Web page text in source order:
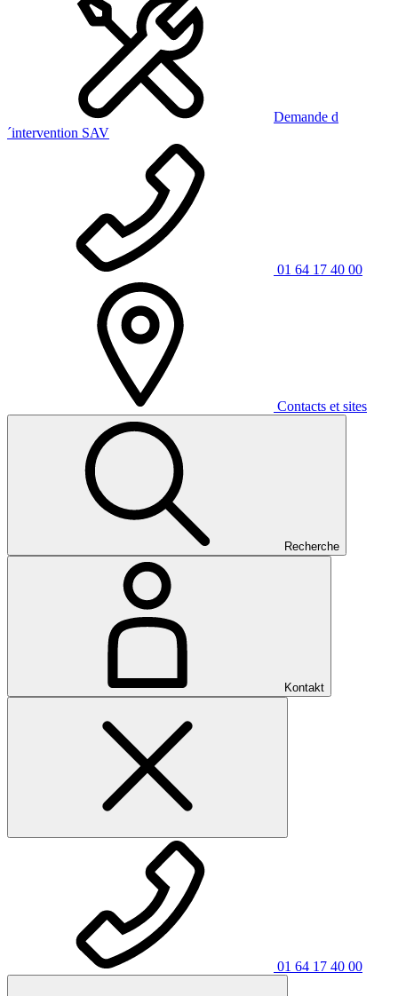
Demande d
´intervention SAV
01 64 17 40 00
Contacts et sites
Recherche
Kontakt
01 64 17 40 00